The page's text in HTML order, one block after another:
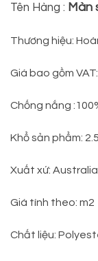
Tên Hàng : Màn
Thương hiệu:
Giá bao gồm
Chống nắng
Khổ sản phẩm:
Xuất xứ: Australia
Giá tính theo: m2
Chất liệu: